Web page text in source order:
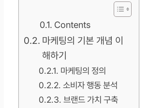
Contents
마케팅의 기본 개념 이
해하기
마케팅의 정의
소비자 행동 분석
브랜드 가치 구축